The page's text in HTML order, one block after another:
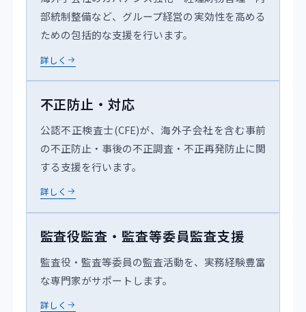
部統制整備など、グループ経営の実効性を高める
ための包括的な支援を行います。
詳しく
不正防止・対応
公認不正検査士(CFE)が、海外子会社を含む事前
の不正防止・事後の不正調査・不正再発防止に関
する支援を行います。
詳しく
監査役監査・監査等委員監査支援
監査役・監査等委員の監査活動を、実務経験豊富
な専門家がサポートします。
詳しく